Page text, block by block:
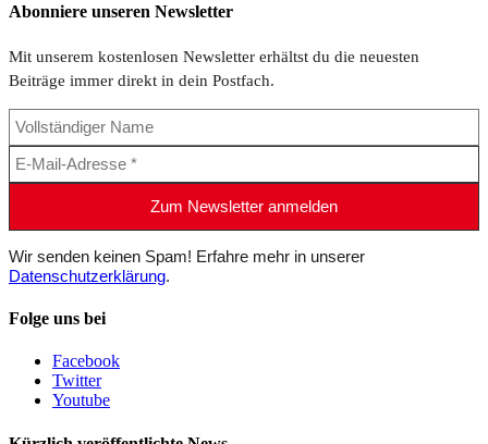
Abonniere unseren Newsletter
Mit unserem kostenlosen Newsletter erhältst du die neuesten
Beiträge immer direkt in dein Postfach.
Wir senden keinen Spam! Erfahre mehr in unserer
Datenschutzerklärung.
Folge uns bei
Facebook
Twitter
Youtube